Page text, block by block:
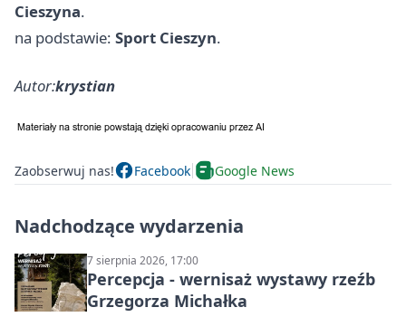
Cieszyna.
na podstawie: Sport Cieszyn.
Autor:krystian
Zaobserwuj nas! Facebook Google News
Nadchodzące wydarzenia
7 sierpnia 2026, 17:00
Percepcja - wernisaż wystawy rzeźb
Grzegorza Michałka